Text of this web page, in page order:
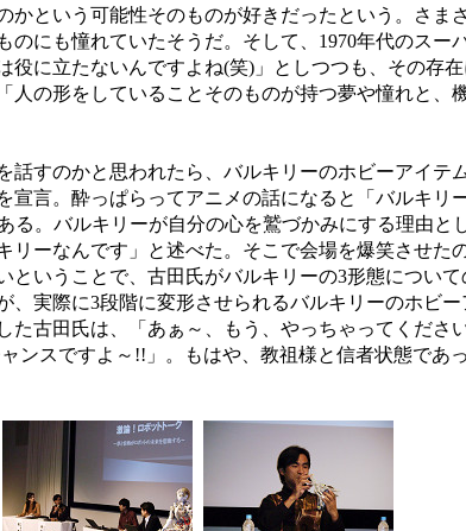
かという可能性そのものが好きだったという。さま
のにも憧れていたそうだ。そして、1970年代のスー
役に立たないんですよね(笑)」としつつも、その存
人の形をしていることそのものが持つ夢や憧れと、
すのかと思われたら、バルキリーのホビーアイテ
宣言。酔っぱらってアニメの話になると「バルキリ
る。バルキリーが自分の心を鷲づかみにする理由と
リーなんです」と述べた。そこで会場を爆笑させた
ということで、古田氏がバルキリーの3形態につい
、実際に3段階に変形させられるバルキリーのホビー
た古田氏は、「あぁ～、もう、やっちゃってくだ
スですよ～!!」。もはや、教祖様と信者状態であっ